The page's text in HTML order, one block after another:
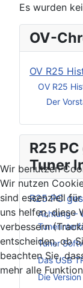
OV-
OV R25
OV R25
Der
R25
Tuner
R25 PC
Achtung –
Tuner
Das USB
Die
Es wurden
Wir benutzen
Wir nutzen
sind essenziell
uns helfen, diese
verbessern
entscheiden, ob
beachten Sie,
mehr alle